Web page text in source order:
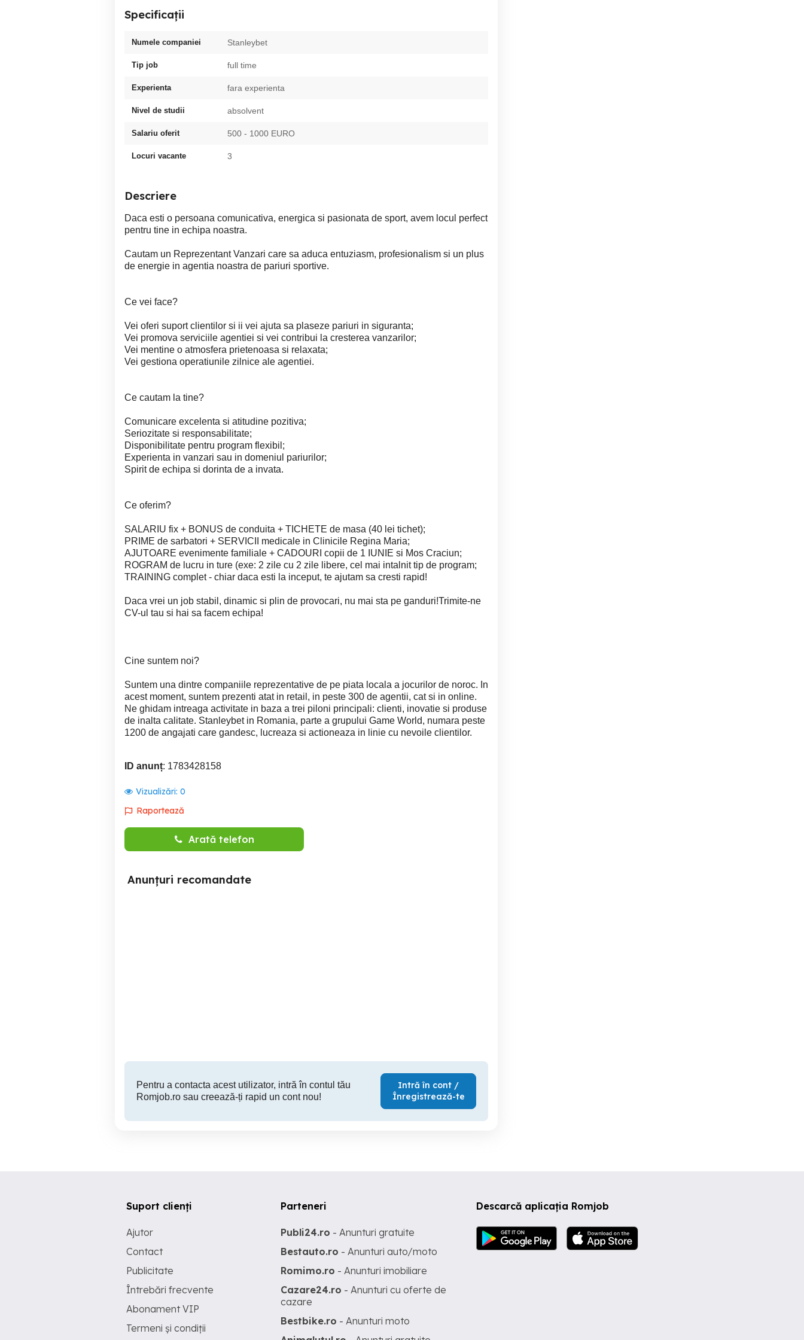
Specificații
Numele companiei Stanleybet
Tip job full time
Experienta fara experienta
Nivel de studii absolvent
Salariu oferit 500 - 1000 EURO
Locuri vacante 3
Descriere
Daca esti o persoana comunicativa, energica si pasionata de sport, avem locul perfect
pentru tine in echipa noastra.
Cautam un Reprezentant Vanzari care sa aduca entuziasm, profesionalism si un plus
de energie in agentia noastra de pariuri sportive.
Ce vei face?
Vei oferi suport clientilor si ii vei ajuta sa plaseze pariuri in siguranta;
Vei promova serviciile agentiei si vei contribui la cresterea vanzarilor;
Vei mentine o atmosfera prietenoasa si relaxata;
Vei gestiona operatiunile zilnice ale agentiei.
Ce cautam la tine?
Comunicare excelenta si atitudine pozitiva;
Seriozitate si responsabilitate;
Disponibilitate pentru program flexibil;
Experienta in vanzari sau in domeniul pariurilor;
Spirit de echipa si dorinta de a invata.
Ce oferim?
SALARIU fix + BONUS de conduita + TICHETE de masa (40 lei tichet);
PRIME de sarbatori + SERVICII medicale in Clinicile Regina Maria;
AJUTOARE evenimente familiale + CADOURI copii de 1 IUNIE si Mos Craciun;
ROGRAM de lucru in ture (exe: 2 zile cu 2 zile libere, cel mai intalnit tip de program;
TRAINING complet - chiar daca esti la inceput, te ajutam sa cresti rapid!
Daca vrei un job stabil, dinamic si plin de provocari, nu mai sta pe ganduri!Trimite-ne
CV-ul tau si hai sa facem echipa!
Cine suntem noi?
Suntem una dintre companiile reprezentative de pe piata locala a jocurilor de noroc. In
acest moment, suntem prezenti atat in retail, in peste 300 de agentii, cat si in online.
Ne ghidam intreaga activitate in baza a trei piloni principali: clienti, inovatie si produse
de inalta calitate. Stanleybet in Romania, parte a grupului Game World, numara peste
1200 de angajati care gandesc, lucreaza si actioneaza in linie cu nevoile clientilor.
ID anunț: 1783428158
Vizualizări: 0
Raportează
Arată telefon
Anunțuri recomandate
Pentru a contacta acest utilizator, intră în contul tău
Romjob.ro sau creează-ți rapid un cont nou!
Intră în cont /
Înregistrează-te
Descarcă aplicația Romjob
Suport clienți
Ajutor
Contact
Publicitate
Întrebări frecvente
Abonament VIP
Termeni și condiții
Parteneri
Publi24.ro - Anunturi gratuite
Bestauto.ro - Anunturi auto/moto
Romimo.ro - Anunturi imobiliare
Cazare24.ro - Anunturi cu oferte de
cazare
Bestbike.ro - Anunturi moto